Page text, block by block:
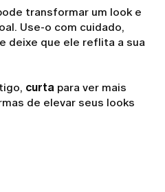
transformar um look e
Use-o com cuidado,
deixe que ele reflita a sua
curta para ver mais
de elevar seus looks